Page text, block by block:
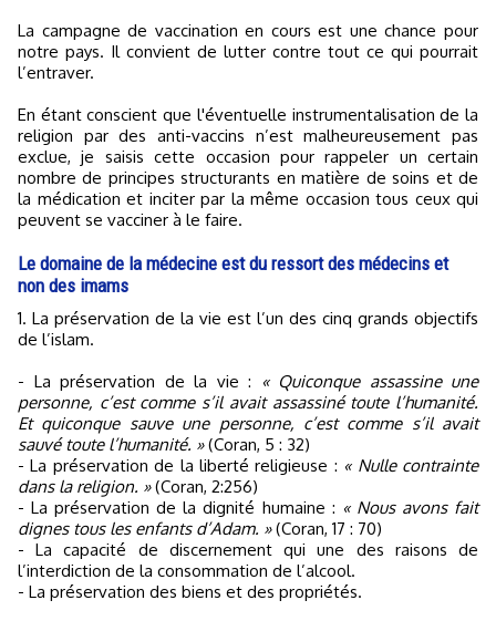
La campagne de vaccination en cours est une chance pour
notre pays. Il convient de lutter contre tout ce qui pourrait
l’entraver.
En étant conscient que l'éventuelle instrumentalisation de la
religion par des anti-vaccins n’est malheureusement pas
exclue, je saisis cette occasion pour rappeler un certain
nombre de principes structurants en matière de soins et de
la médication et inciter par la même occasion tous ceux qui
peuvent se vacciner à le faire.
Le domaine de la médecine est du ressort des médecins et
non des imams
1. La préservation de la vie est l’un des cinq grands objectifs
de l’islam.
- La préservation de la vie :
« Quiconque assassine une
personne, c’est comme s’il avait assassiné toute l’humanité.
Et quiconque sauve une personne, c’est comme s’il avait
sauvé toute l’humanité. »(Coran, 5 : 32)
- La préservation de la liberté religieuse : « Nulle contrainte
dans la religion. »(Coran, 2:256)
- La préservation de la dignité humaine : « Nous avons fait
dignes tous les enfants d’Adam. »(Coran, 17 : 70)
- La capacité de discernement qui une des raisons de
l’interdiction de la consommation de l’alcool.
- La préservation des biens et des propriétés.